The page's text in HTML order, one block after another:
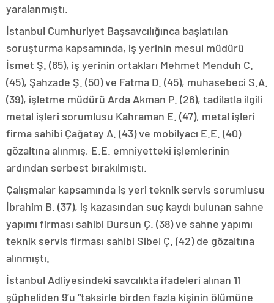
yaralanmıştı.
İstanbul Cumhuriyet Başsavcılığınca başlatılan
soruşturma kapsamında, iş yerinin mesul müdürü
İsmet Ş. (65), iş yerinin ortakları Mehmet Menduh C.
(45), Şahzade Ş. (50) ve Fatma D. (45), muhasebeci S.A.
(39), işletme müdürü Arda Akman P. (26), tadilatla ilgili
metal işleri sorumlusu Kahraman E. (47), metal işleri
firma sahibi Çağatay A. (43) ve mobilyacı E.E. (40)
gözaltına alınmış, E.E. emniyetteki işlemlerinin
ardından serbest bırakılmıştı.
Çalışmalar kapsamında iş yeri teknik servis sorumlusu
İbrahim B. (37), iş kazasından suç kaydı bulunan sahne
yapımı firması sahibi Dursun Ç. (38) ve sahne yapımı
teknik servis firması sahibi Sibel Ç. (42) de gözaltına
alınmıştı.
İstanbul Adliyesindeki savcılıkta ifadeleri alınan 11
şüpheliden 9’u “taksirle birden fazla kişinin ölümüne